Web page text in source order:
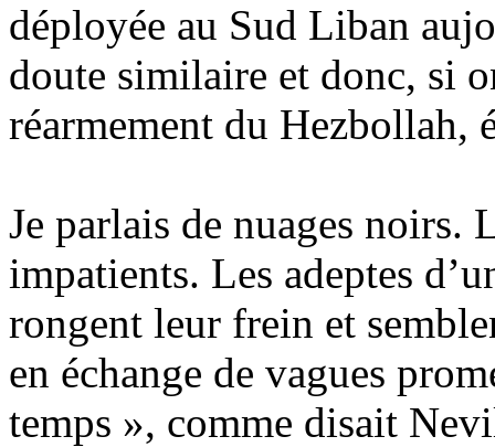
déployée au Sud Liban
doute similaire et donc, si
réarmement du Hezbollah,
Je parlais de nuages noirs.
impatients. Les adeptes
rongent leur frein et
en échange de vagues
temps », comme disait